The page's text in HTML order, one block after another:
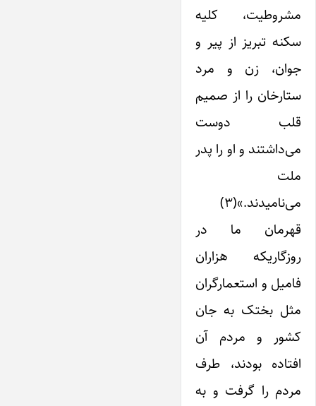
مشروطیت، کلیه
سکنه تبریز از پیر و
جوان، زن و مرد
ستارخان را از صمیم
قلب دوست
می‌داشتند و او را پدر
ملت
می‌نامیدند.»(۳)
قهرمان ما در
روزگاریکه هزاران
فامیل و استعمارگران
مثل بختک به جان
کشور و مردم آن
افتاده بودند، طرف
مردم را گرفت و به